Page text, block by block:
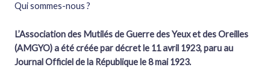
Qui sommes-nous ?
L’Association des Mutilés de Guerre des Yeux et des Oreilles
(AMGYO) a été créée par décret le 11 avril 1923, paru au
Journal Officiel de la République le 8 mai 1923.